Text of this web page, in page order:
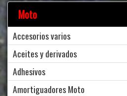
Moto
Accesorios varios
Aceites y derivados
Adhesivos
Amortiguadores Moto